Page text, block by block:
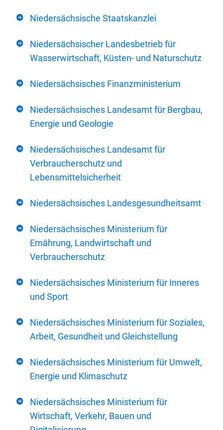
Niedersächsische Staatskanzlei
Niedersächsischer Landesbetrieb für
Wasserwirtschaft, Küsten- und Naturschutz
Niedersächsisches Finanzministerium
Niedersächsisches Landesamt für Bergbau,
Energie und Geologie
Niedersächsisches Landesamt für
Verbraucherschutz und
Lebensmittelsicherheit
Niedersächsisches Landesgesundheitsamt
Niedersächsisches Ministerium für
Ernährung, Landwirtschaft und
Verbraucherschutz
Niedersächsisches Ministerium für Inneres
und Sport
Niedersächsisches Ministerium für Soziales,
Arbeit, Gesundheit und Gleichstellung
Niedersächsisches Ministerium für Umwelt,
Energie und Klimaschutz
Niedersächsisches Ministerium für
Wirtschaft, Verkehr, Bauen und